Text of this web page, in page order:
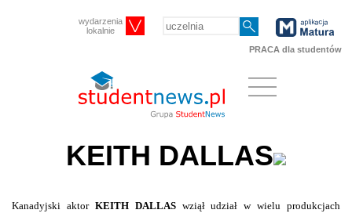
wydarzenia
lokalnie
PRACA dla studentów
KEITH DALLAS
Kanadyjski aktor KEITH DALLAS wziął udział w wielu produkcjach